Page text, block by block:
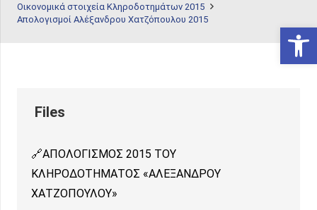
Οικονομικά στοιχεία Κληροδοτημάτων 2015
Απολογισμοί Αλέξανδρου Χατζόπουλου 2015
ΑΠΟΛΟΓΙΣΜΟΣ 2015 ΤΟΥ
ΚΛΗΡΟΔΟΤΗΜΑΤΟΣ «ΑΛΕΞΑΝΔΡΟΥ
ΧΑΤΖΟΠΟΥΛΟΥ»